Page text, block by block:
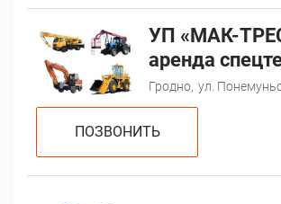
УП «МАК-
аренда
Гродно, ул.
ПОЗВОНИТЬ